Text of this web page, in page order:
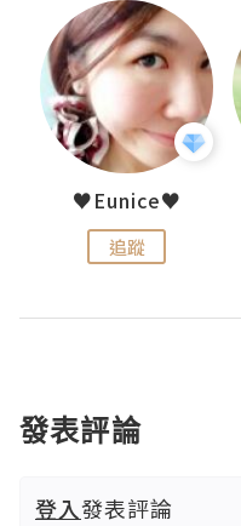
♥Eunice♥
追蹤
發表評論
登入發表評論